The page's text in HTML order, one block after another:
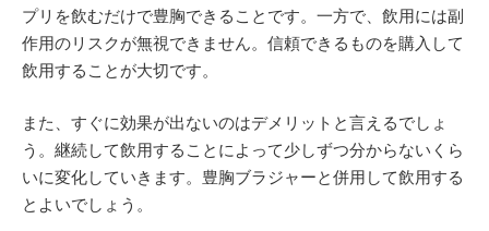
プリを飲むだけで豊胸できることです。一方で、飲用には副
作用のリスクが無視できません。信頼できるものを購入して
飲用することが大切です。
また、すぐに効果が出ないのはデメリットと言えるでしょ
う。継続して飲用することによって少しずつ分からないくら
いに変化していきます。豊胸ブラジャーと併用して飲用する
とよいでしょう。